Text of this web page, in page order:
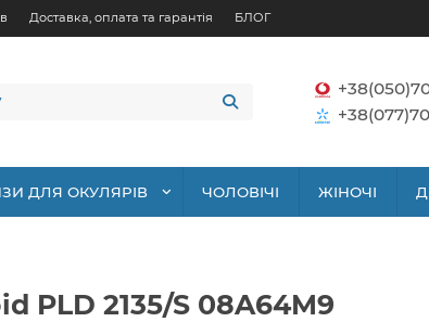
Доставка, оплата та гарантія БЛОГ
ДЛЯ ОКУЛЯРІВ ЧОЛОВІЧІ ЖІНОЧІ
PLD 2135/S 08A64M9